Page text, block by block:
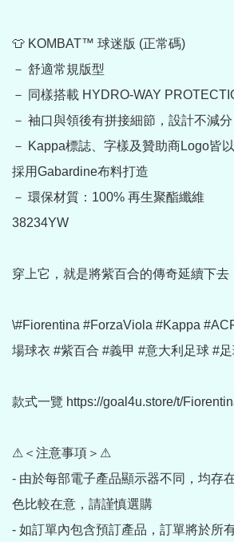
👕 KOMBAT™ 球迷版 (正常碼)
－ 舒適常規版型
－ 同樣搭載 HYDRO-WAY
－ 袖口與領後有拼接細節，設計不減分
－ Kappa標誌、字樣及贊助商Logo皆
採用Gabardine布料打造
－ 環保材質：100% 再生聚酯纖維
38234YW
穿上它，就是將紫百合的傳奇延續下去
\#Fiorentina #ForzaViola #Kappa
場球衣 #紫百合 #義甲 #意大利足球 #
款式一覽 https://goal4u.store/t/
⚠＜注意事項＞⚠
- 由於每部電子產品顯示器不同，均存
色比較在意，請謹慎選購
- 如訂單內包含預訂產品，訂單將於所